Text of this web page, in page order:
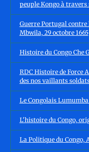
peuple Kongo à travers
Guerre Portugal contre
Mbwila, 29 octobre 1665
Histoire du Congo Che
RDC Histoire de Force
des nos vaillants
Le Congolais
L'histoire du Congo,
La Politique du Congo,